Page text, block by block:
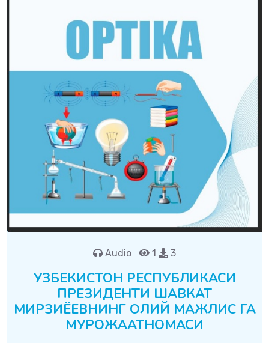
Audio 1 3
УЗБЕКИСТОН РЕСПУБЛИКАСИ
ПРЕЗИДЕНТИ ШАВКАТ
МИРЗИЁЕВНИНГ ОЛИЙ МАЖЛИС ГА
МУРОЖААТНОМАСИ